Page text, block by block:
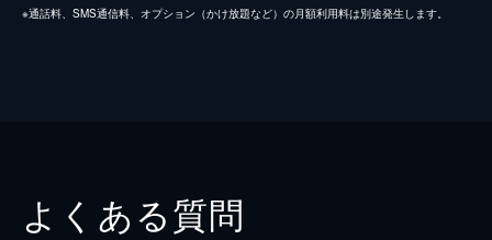
※通話料、SMS通信料、オプション（かけ放題など）の月額利用料は別途発生します。
よくある質問